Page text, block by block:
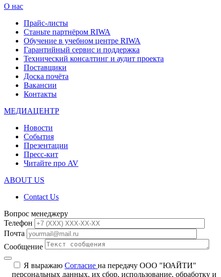
О нас
Прайс-листы
Станьте партнёром RIWA
Обучение в учебном центре RIWA
Гарантийный сервис и поддержка
Технический консалтинг и аудит проекта
Поставщики
Доска почёта
Вакансии
Контакты
МЕДИАЦЕНТР
Новости
События
Презентации
Пресс-кит
Читайте про AV
ABOUT US
Contact Us
Вопрос менеджеру
Телефон
Почта
Сообщение
Я выражаю Согласие на передачу ООО "ЮАЙТИ"
персональных данных, их сбор, использование, обработку и